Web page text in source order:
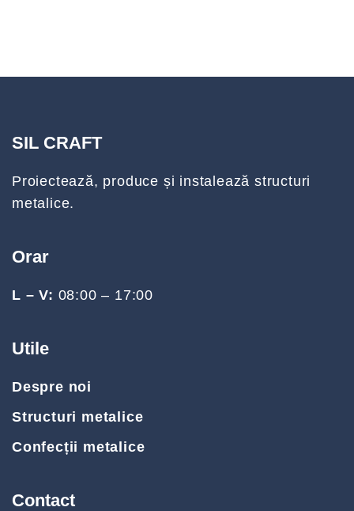
SIL CRAFT
Proiectează, produce și instalează structuri
metalice.
Orar
L – V: 08:00 – 17:00
Utile
Despre noi
Structuri metalice
Confecții metalice
Contact